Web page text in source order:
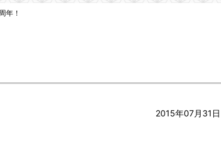
年！
2015年07月31日